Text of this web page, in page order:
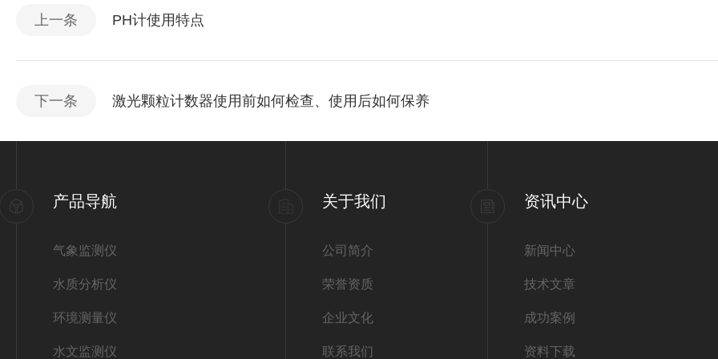
上一条 PH计使用特点
下一条 激光颗粒计数器使用前如何检查、使用后如何保养
产品导航
气象监测仪
水质分析仪
环境测量仪
水文监测仪
关于我们
公司简介
荣誉资质
企业文化
联系我们
资讯中心
新闻中心
技术文章
成功案例
资料下载